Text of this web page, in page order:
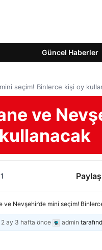
Güncel Haberler
seçim! Binlerce kişi oy
ve
ve Nevşehir’de mini seçim!
2 ay 3 hafta önce admin